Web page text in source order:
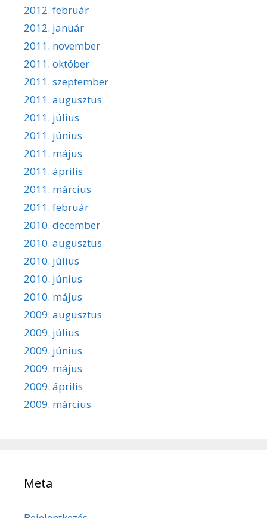
2012. február
2012. január
2011. november
2011. október
2011. szeptember
2011. augusztus
2011. július
2011. június
2011. május
2011. április
2011. március
2011. február
2010. december
2010. augusztus
2010. július
2010. június
2010. május
2009. augusztus
2009. július
2009. június
2009. május
2009. április
2009. március
Meta